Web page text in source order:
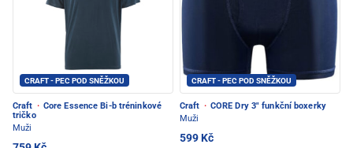
CRAFT - PEC POD SNĚŽKOU
Craft · Core Essence Bi-b tréninkové
tričko
Muži
CRAFT - PEC POD SNĚŽKOU
Craft · CORE Dry 3" funkční boxerky
Muži
599 Kč